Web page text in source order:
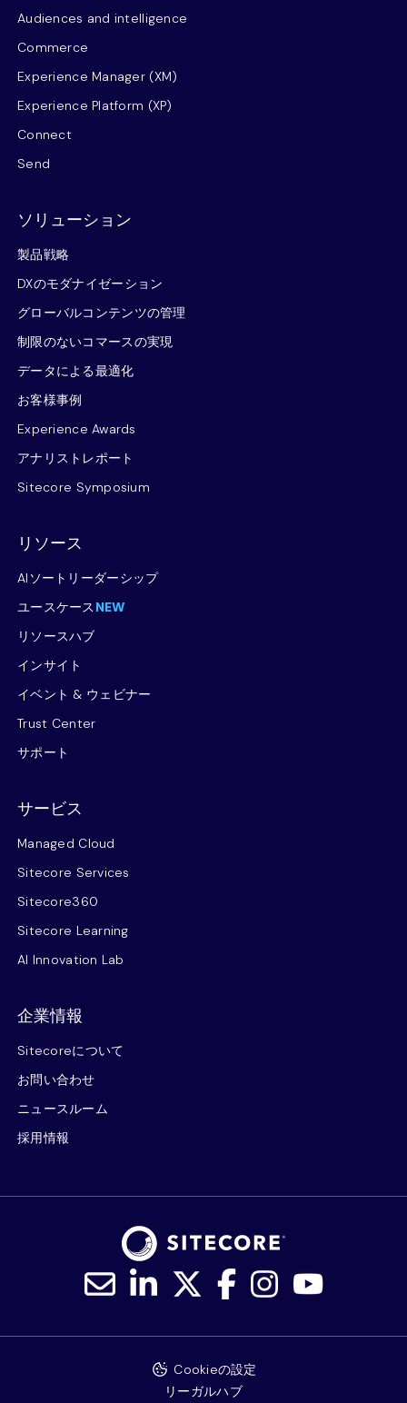
Audiences and intelligence
Commerce
Experience Manager (XM)
Experience Platform (XP)
Connect
Send
ソリューション
製品戦略
DXのモダナイゼーション
グローバルコンテンツの管理
制限のないコマースの実現
データによる最適化
お客様事例
Experience Awards
アナリストレポート
Sitecore Symposium
リソース
AIソートリーダーシップ
ユースケース NEW
リソースハブ
インサイト
イベント & ウェビナー
Trust Center
サポート
サービス
Managed Cloud
Sitecore Services
Sitecore360
Sitecore Learning
AI Innovation Lab
企業情報
Sitecoreについて
お問い合わせ
ニュースルーム
採用情報
Cookieの設定
リーガルハブ